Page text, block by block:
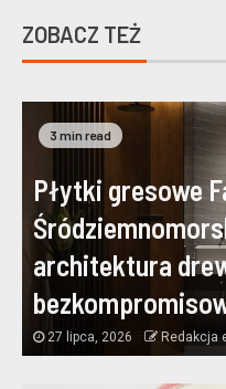
ZOBACZ TEŻ
3 min read
Płytki gresowe
architektura
27 lipca, 2026 Redakcja